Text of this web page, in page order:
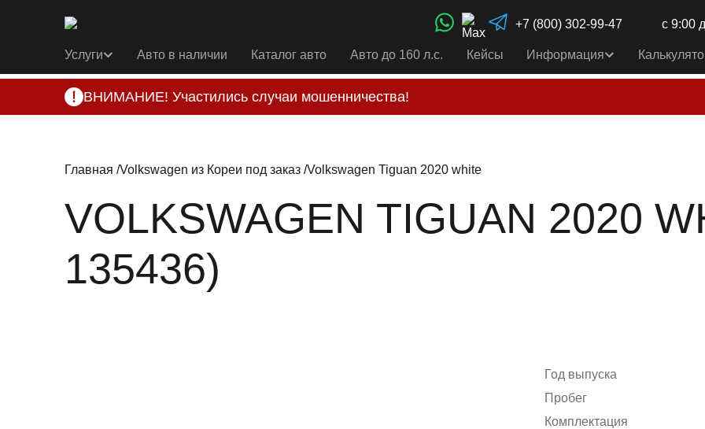
+7 (800) 302-99-47 с 9:00
Услуги Авто в наличии Каталог авто Авто до 160 л.с. Кейсы Информация
ВНИМАНИЕ! Участились случаи мошенничества!
Главная Volkswagen из Кореи под заказ Volkswagen Tiguan 2020 white
VOLKSWAGEN TIGUAN 2020
135436)
Год выпуска
Пробег
Комплектация